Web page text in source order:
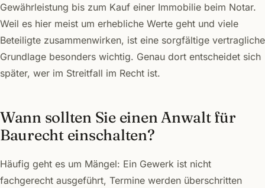
Gewährleistung bis zum Kauf einer Immobilie beim Notar.
Weil es hier meist um erhebliche Werte geht und viele
Beteiligte zusammenwirken, ist eine sorgfältige vertragliche
Grundlage besonders wichtig. Genau dort entscheidet sich
später, wer im Streitfall im Recht ist.
Wann sollten Sie einen Anwalt für
Baurecht einschalten?
Häufig geht es um Mängel: Ein Gewerk ist nicht
fachgerecht ausgeführt, Termine werden überschritten